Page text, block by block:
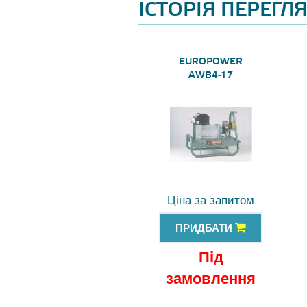
ІСТОРІЯ
EUROPOWER
AWB4-17
Ціна за запитом
ПРИДБАТИ
Під
замовлення